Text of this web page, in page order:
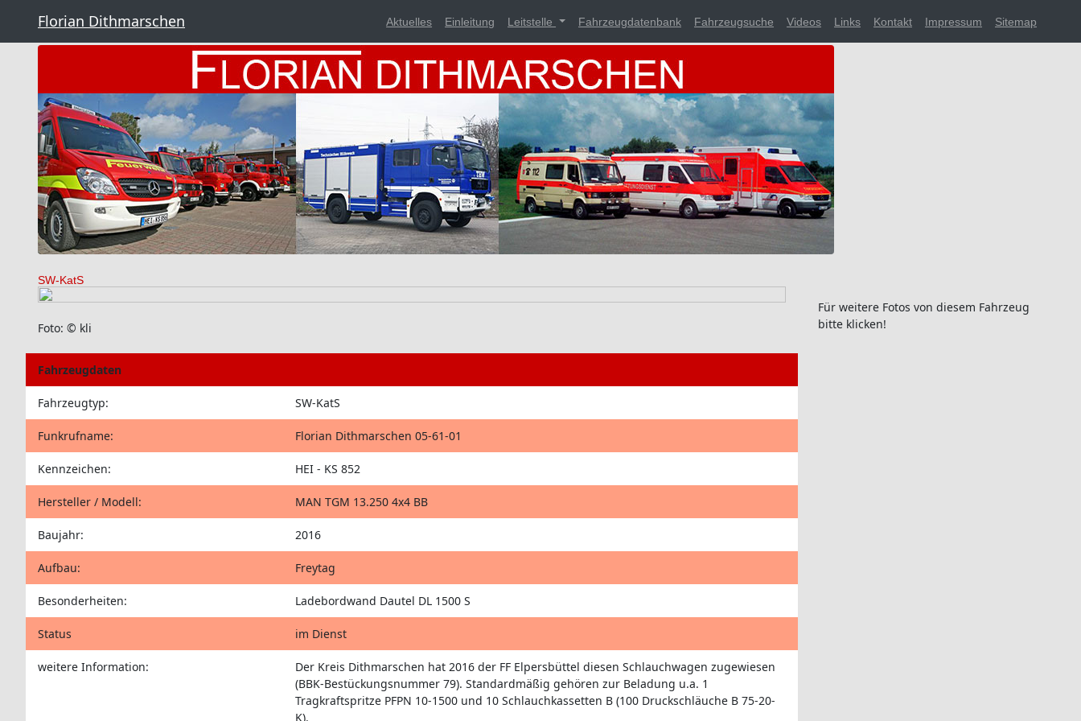
Florian Dithmarschen Aktuelles Einleitung Leitstelle Fahrzeugdatenbank Fahrzeugsuche Videos Links Kontakt Impressum Sitemap
SW-KatS
Foto: © kli
Fahrzeugdaten
Fahrzeugtyp: SW-KatS
Funkrufname: Florian Dithmarschen 05-61-01
Kennzeichen: HEI - KS 852
Hersteller / Modell: MAN TGM 13.250 4x4 BB
Baujahr: 2016
Aufbau: Freytag
Besonderheiten: Ladebordwand Dautel DL 1500 S
Status im Dienst
weitere Information:
Der Kreis Dithmarschen hat 2016 der FF Elpersbüttel diesen Schlauchwagen zugewiesen
(BBK-Bestückungsnummer 79). Standardmäßig gehören zur Beladung u.a. 1
Tragkraftspritze PFPN 10-1500 und 10 Schlauchkassetten B (100 Druckschläuche B 75-20-
K).
Für weitere Fotos von diesem Fahrzeug
bitte klicken!